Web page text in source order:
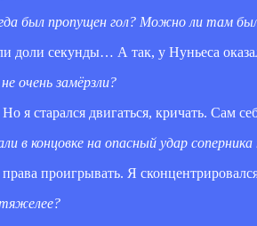
был пропущен гол? Можно ли там
доли секунды… А так, у Нуньеса
очень замёрзли?
я старался двигаться, кричать. Сам
в концовке на опасный удар
проигрывать. Я